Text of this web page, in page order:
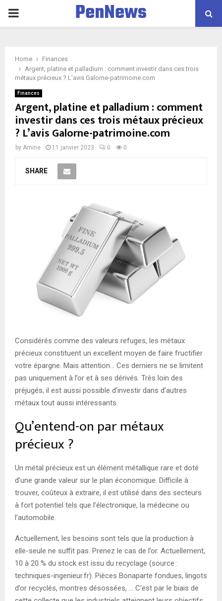
P
M
A
PenNews
Home
Finances
Argent, platine et palladium : comment investir dans ces trois
métaux précieux ? L’avis Galorne-patrimoine.com
Finances
Argent, platine et palladium : comment
investir dans ces trois métaux précieux
? L’avis Galorne-patrimoine.com
by Amine 11 janvier 2023 0 0
SHARE
Considérés comme des valeurs refuges, les métaux
précieux constituent un excellent moyen de faire fructifier
votre épargne. Mais attention… Ces derniers ne se limitent
pas uniquement à l’or et à ses dérivés. Très loin des
préjugés, il est aussi possible d’investir dans d’autres
métaux tout aussi intéressants.
Qu’entend-on par métaux
précieux ?
Un métal précieux est un élément métallique rare et doté
d’une grande valeur sur le plan économique. Difficile à
trouver, coûteux à extraire, il est utilisé dans des secteurs
à fort potentiel tels que l’électronique, la médecine ou
l’automobile.
Actuellement, les besoins sont tels que la production à
elle-seule ne suffit pas. Prenez le cas de l’or. Actuellement,
10 à 20 % du stock est issu du recyclage (source :
techniques-ingenieur.fr). Pièces Bonaparte fondues, lingots
d’or recyclés, montres désossées, … C’est par le biais de